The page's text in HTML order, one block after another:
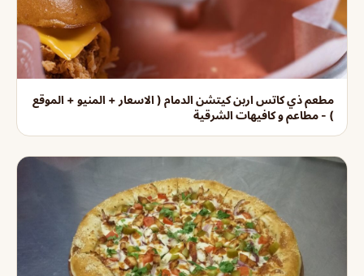
مطعم ذي كاتس اربن كيتشن الدمام ( الاسعار + المنيو + الموقع
) - مطاعم و كافيهات الشرقية